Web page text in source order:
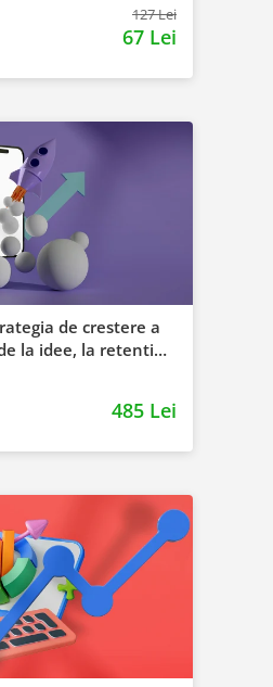
127 Lei
67 Lei
de crestere a
la idee, la retentie
485 Lei